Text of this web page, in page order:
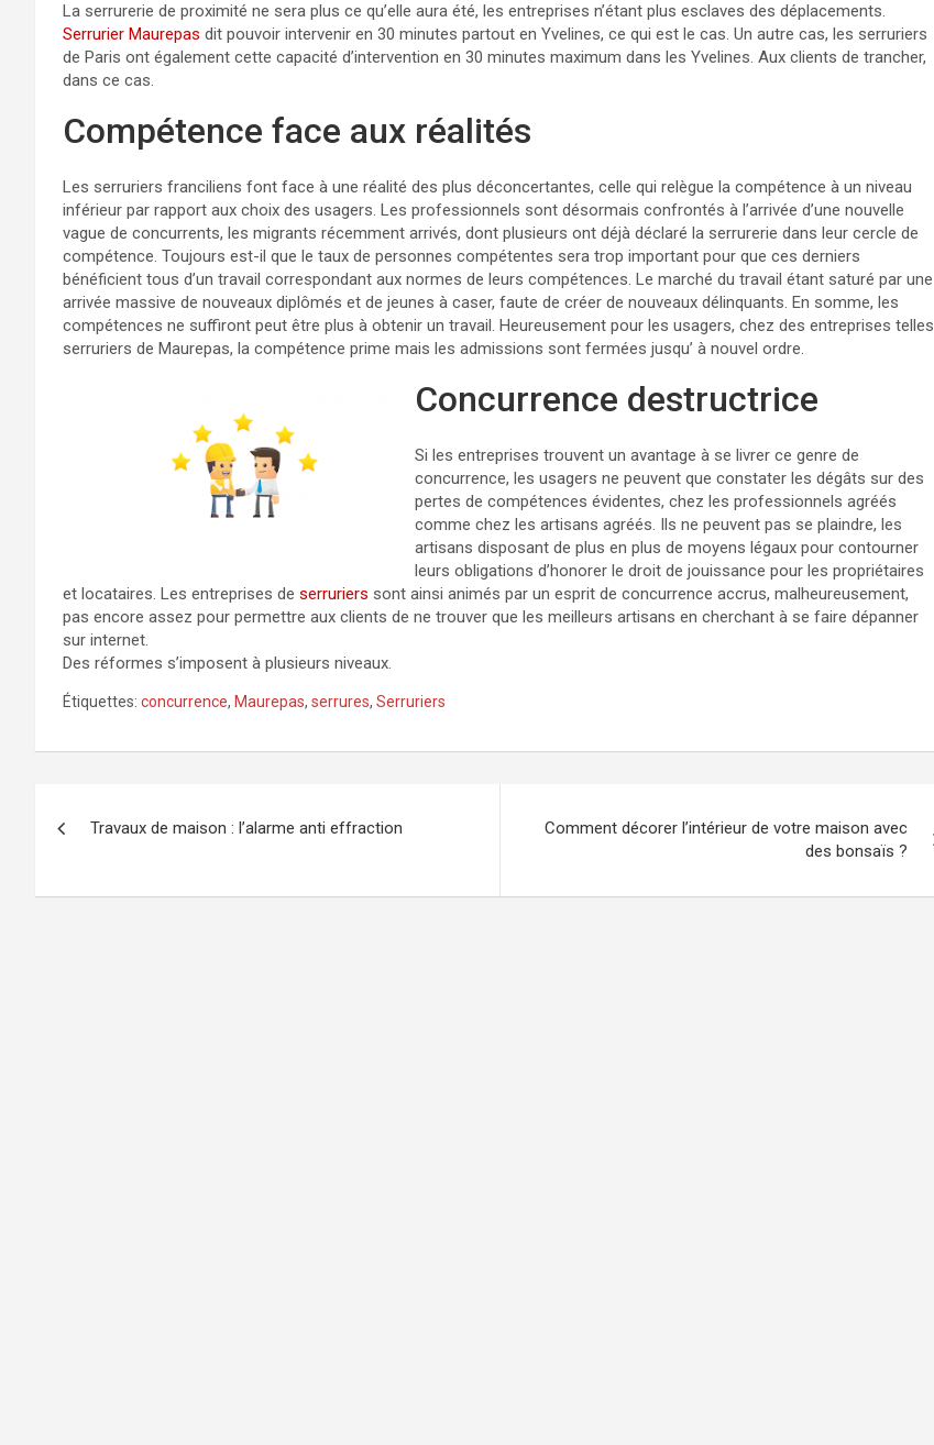
La serrurerie de proximité ne sera plus ce qu’elle aura été, les entreprises n’étant plus esclaves des déplacements.
Serrurier Maurepas dit pouvoir intervenir en 30 minutes partout en Yvelines, ce qui est le cas. Un autre cas, les serruriers
de Paris ont également cette capacité d’intervention en 30 minutes maximum dans les Yvelines. Aux clients de trancher,
dans ce cas.
Compétence face aux réalités
Les serruriers franciliens font face à une réalité des plus déconcertantes, celle qui relègue la compétence à un niveau
inférieur par rapport aux choix des usagers. Les professionnels sont désormais confrontés à l’arrivée d’une nouvelle
vague de concurrents, les migrants récemment arrivés, dont plusieurs ont déjà déclaré la serrurerie dans leur cercle de
compétence. Toujours est-il que le taux de personnes compétentes sera trop important pour que ces derniers
bénéficient tous d’un travail correspondant aux normes de leurs compétences. Le marché du travail étant saturé par une
arrivée massive de nouveaux diplômés et de jeunes à caser, faute de créer de nouveaux délinquants. En somme, les
compétences ne suffiront peut être plus à obtenir un travail. Heureusement pour les usagers, chez des entreprises telles
serruriers de Maurepas, la compétence prime mais les admissions sont fermées jusqu’ à nouvel ordre.
Concurrence destructrice
Si les entreprises trouvent un avantage à se livrer ce genre de
concurrence, les usagers ne peuvent que constater les dégâts sur des
pertes de compétences évidentes, chez les professionnels agréés
comme chez les artisans agréés. Ils ne peuvent pas se plaindre, les
artisans disposant de plus en plus de moyens légaux pour contourner
leurs obligations d’honorer le droit de jouissance pour les propriétaires
et locataires. Les entreprises de serruriers sont ainsi animés par un esprit de concurrence accrus, malheureusement,
pas encore assez pour permettre aux clients de ne trouver que les meilleurs artisans en cherchant à se faire dépanner
sur internet.
Des réformes s’imposent à plusieurs niveaux.
Étiquettes: concurrence, Maurepas, serrures, Serruriers
l’article
Travaux de maison : l’alarme anti effraction
Comment décorer l’intérieur de votre maison avec
des bonsaïs ?